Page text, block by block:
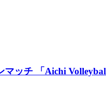
ッチ 「Aichi